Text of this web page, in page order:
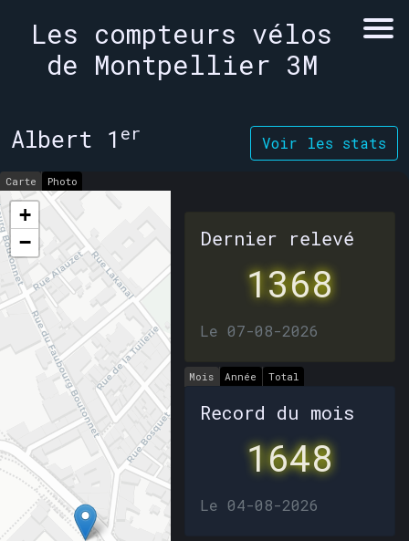
Les compteurs vélos
de Montpellier 3M
Voir les stats
Albert 1 er
Carte Photo
+
−
Dernier relevé
1368
Le 07-08-2026
Mois Année Total
Record du mois
1648
Le 04-08-2026